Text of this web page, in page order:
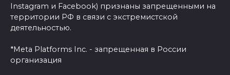
Instagram и Facebook) признаны запрещенными на
территории РФ в связи с экстремистской
деятельностью.
*Meta Platforms Inc. - запрещенная в России
организация